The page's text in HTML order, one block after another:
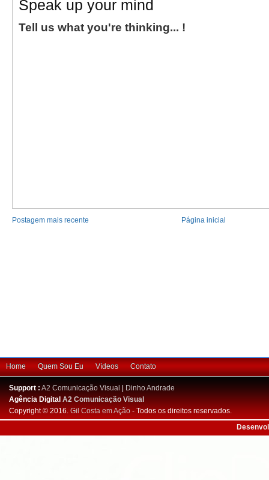
Speak up your mind
Tell us what you're thinking... !
Postagem mais recente Página inicial
Home Quem Sou Eu Vídeos Contato
Support : A2 Comunicação Visual
Dinho Andrade
Agência DigitalA2 Comunicação Visual
Copyright © 2016. Gil Costa em Ação - Todos os direitos reservados.